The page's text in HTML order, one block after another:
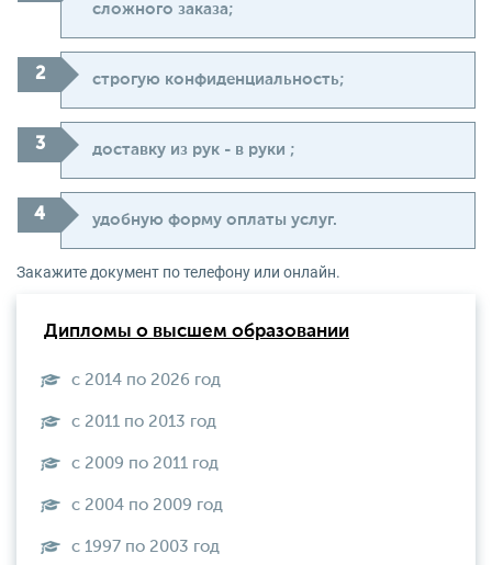
сложного заказа;
строгую конфиденциальность;
доставку из рук - в руки ;
удобную форму оплаты услуг.
Закажите документ по телефону или онлайн.
Дипломы о высшем образовании
с 2014 по 2026 год
с 2011 по 2013 год
с 2009 по 2011 год
с 2004 по 2009 год
с 1997 по 2003 год